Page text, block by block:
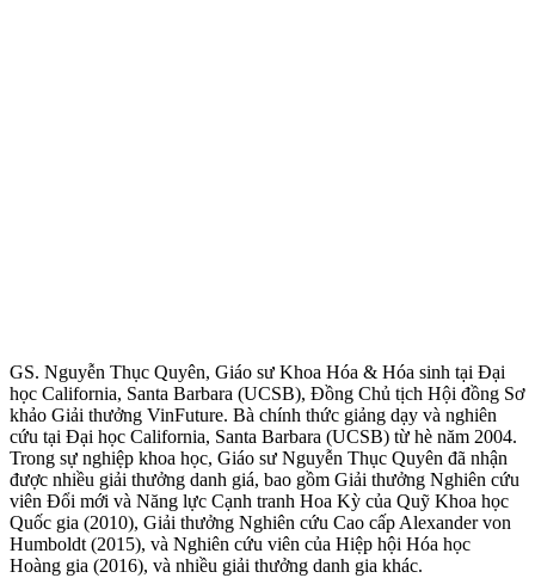
GS. Nguyễn Thục Quyên, Giáo sư Khoa Hóa & Hóa sinh tại Đại
học California, Santa Barbara (UCSB), Đồng Chủ tịch Hội đồng Sơ
khảo Giải thưởng VinFuture. Bà chính thức giảng dạy và nghiên
cứu tại Đại học California, Santa Barbara (UCSB) từ hè năm 2004.
Trong sự nghiệp khoa học, Giáo sư Nguyễn Thục Quyên đã nhận
được nhiều giải thưởng danh giá, bao gồm Giải thưởng Nghiên cứu
viên Đổi mới và Năng lực Cạnh tranh Hoa Kỳ của Quỹ Khoa học
Quốc gia (2010), Giải thưởng Nghiên cứu Cao cấp Alexander von
Humboldt (2015), và Nghiên cứu viên của Hiệp hội Hóa học
Hoàng gia (2016), và nhiều giải thưởng danh gia khác.